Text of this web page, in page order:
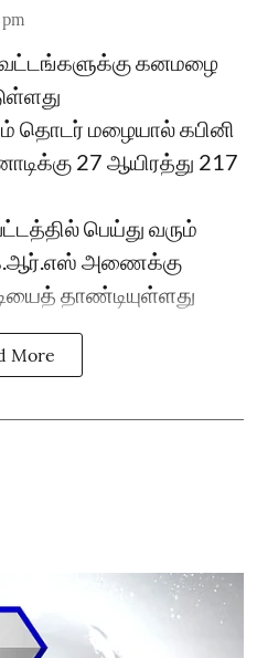
pm
கனமழை
தொடர் மழையால் கபினி
27 ஆயிரத்து 217
பெய்து வரும்
அணைக்கு
தாண்டியுள்ளது
More